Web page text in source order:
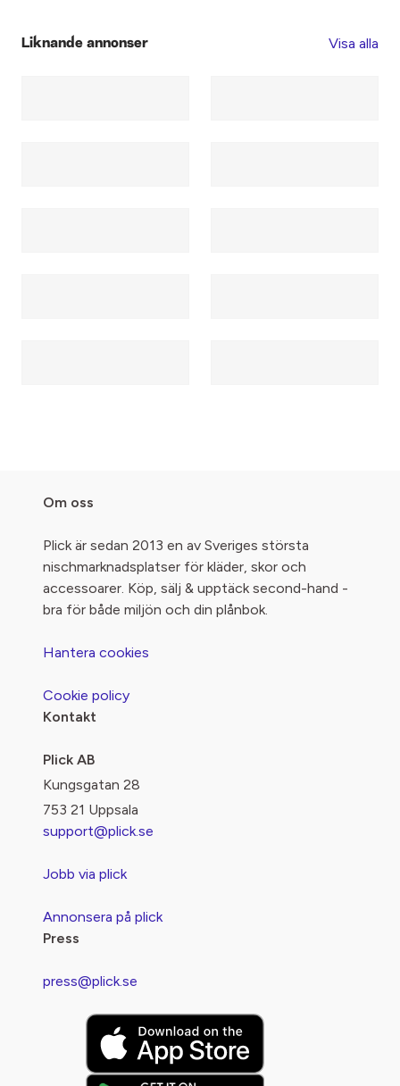
Liknande annonser Visa alla
Om oss
Plick är sedan 2013 en av Sveriges största
nischmarknadsplatser för kläder, skor och
accessoarer. Köp, sälj & upptäck second-hand -
bra för både miljön och din plånbok.
Hantera cookies
Cookie policy
Kontakt
Plick AB
Kungsgatan 28
753 21 Uppsala
support@plick.se
Jobb via plick
Annonsera på plick
Press
press@plick.se